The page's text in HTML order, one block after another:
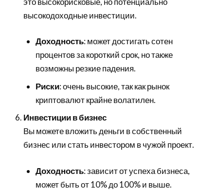
высокодоходные инвестиции.
Доходность: может достигать сотен
процентов за короткий срок, но также
возможны резкие падения.
Риски: очень высокие, так как рынок
криптовалют крайне волатилен.
Инвестиции в бизнес
Вы можете вложить деньги в собственный
бизнес или стать инвестором в чужой проект.
Доходность: зависит от успеха бизнеса,
может быть от 10% до 100% и выше.